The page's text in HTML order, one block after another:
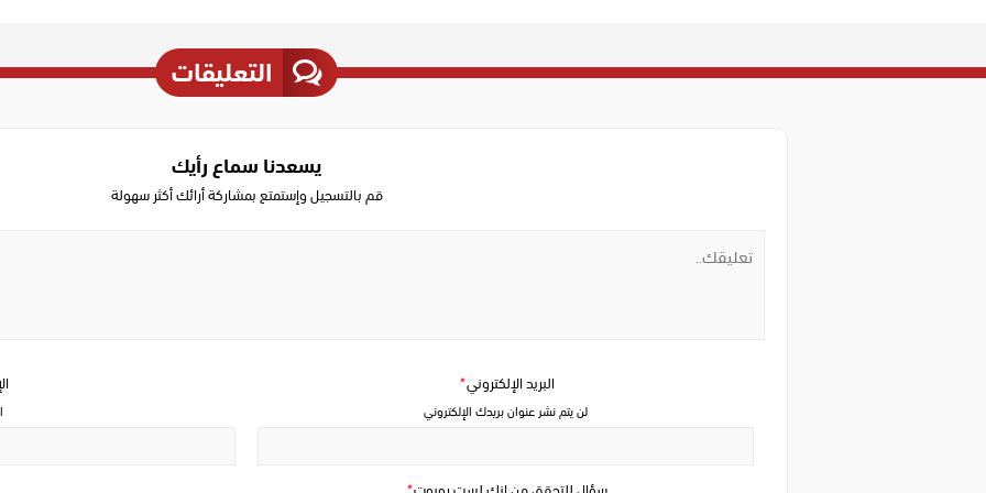
التعليقات
يسعدنا سماع رأيك
قم بالتسجيل وإستمتع بمشاركة أرائك أكثر سهولة
البريد الإلكتروني*
لن يتم نشر عنوان بريدك الإلكتروني